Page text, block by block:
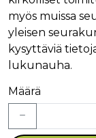
myös muissa
yleisen
kysyttäviä
lukunauha.
Määrä